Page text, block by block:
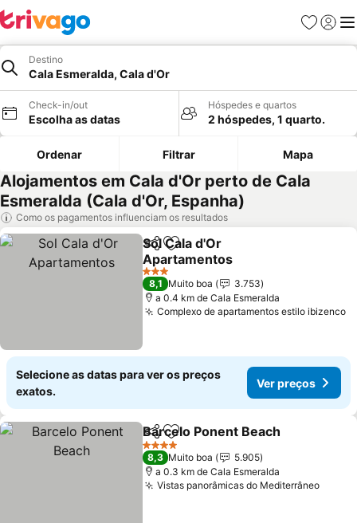
Favoritos
Iniciar
Destino
Cala Esmeralda, Cala d'Or
Check-in/out
Escolha as datas
Hóspedes e quartos
2 hóspedes, 1 quarto.
Ordenar Filtrar Mapa
Alojamentos em Cala d'Or perto de Cala
Esmeralda (Cala d'Or, Espanha)
Como os pagamentos influenciam os resultados
PartilharAdicionar aos favoritos
Sol Cala d'Or
Apartamentos
3 Estrelas
8,1 Muito boa
3.753
a 0.4 km de Cala Esmeralda
Complexo de apartamentos estilo ibizenco
Selecione as datas para ver os preços
exatos.
Ver preços
PartilharAdicionar aos favoritos
Barcelo Ponent Beach
4 Estrelas
8,3 Muito boa
5.905
a 0.3 km de Cala Esmeralda
Vistas panorâmicas do Mediterrâneo